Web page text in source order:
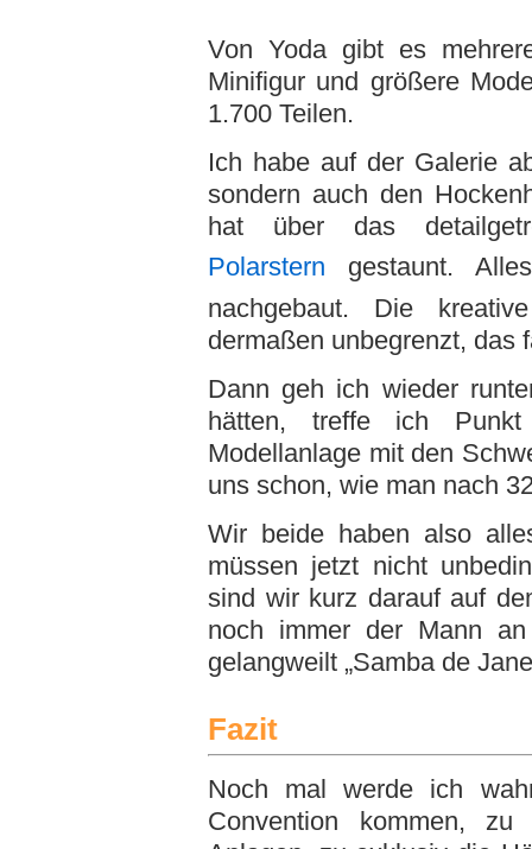
Von Yoda gibt es
Minifigur und größere
1.700 Teilen.
Ich habe auf der Galerie
sondern auch den
hat über das
Polarstern gestaunt.
nachgebaut. Die
dermaßen unbegrenzt, das
Dann geh ich wieder
hätten, treffe ich
Modellanlage mit den
uns schon, wie man nach
Wir beide haben also
müssen jetzt nicht
sind wir kurz darauf auf
noch immer der Mann
gelangweilt „Samba de
Fazit
Noch mal werde ich
Convention kommen,